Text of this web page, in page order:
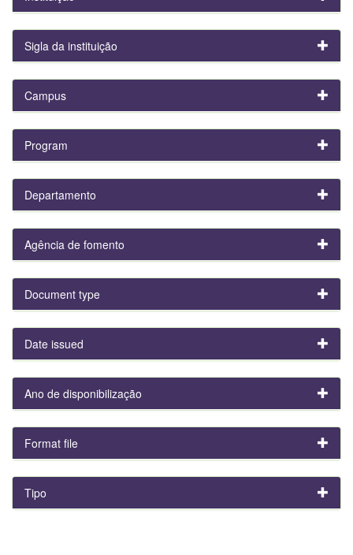
Sigla da instituição
Campus
Program
Departamento
Agência de fomento
Document type
Date issued
Ano de disponibilização
Format file
Tipo